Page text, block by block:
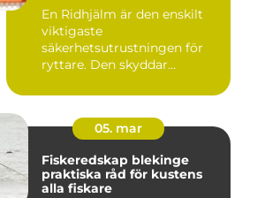
En Ridhjälm är den enskilt
viktigaste
säkerhetsutrustningen för
ryttare. Den skyddar
05. mar
Fiskeredskap blekinge
praktiska råd för kustens
alla fiskare